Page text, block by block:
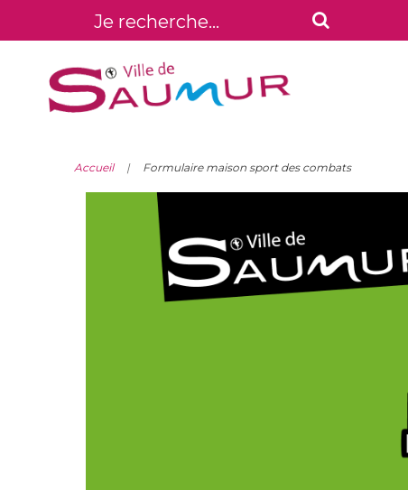
Accueil Formulaire maison sport des combats